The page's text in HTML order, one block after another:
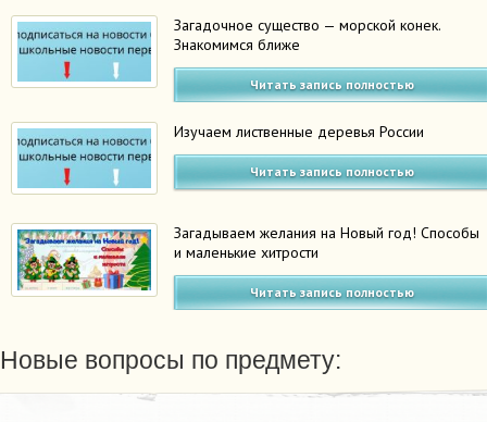
Загадочное существо — морской конек.
Знакомимся ближе
Читать запись полностью
Изучаем лиственные деревья России
Читать запись полностью
Загадываем желания на Новый год! Способы
и маленькие хитрости
Читать запись полностью
Новые вопросы по предмету: